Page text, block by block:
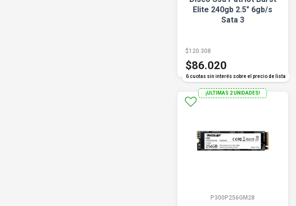
Elite 240gb 2.5" 6gb/s
Sata 3
6 cuotas sin interés sobre el precio de lista
$120.308
$86.020
¡ULTIMAS 2 UNIDADES!
P300P256GM28